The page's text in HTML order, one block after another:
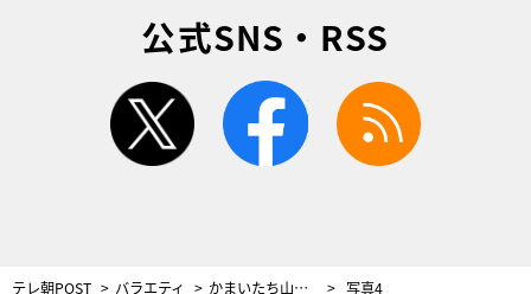
公式SNS・RSS
twitter facebook
テレ朝POST バラエティ かまいたち山内、大勢の若手芸人に翻弄される！失礼なボケ連発にイライラ 写真4